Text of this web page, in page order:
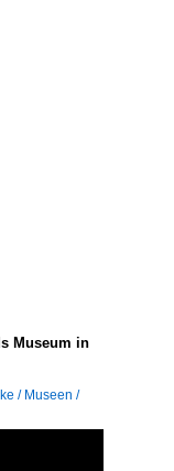
Museum in
/ Museen /